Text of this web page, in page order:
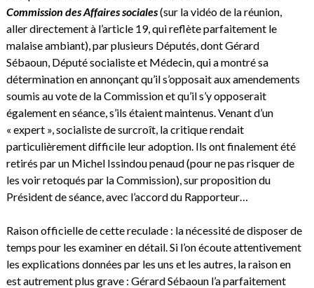
Commission des Affaires sociales(sur la vidéo de la réunion,
aller directement à l’article 19, qui reflète parfaitement le
malaise ambiant), par plusieurs Députés, dont Gérard
Sébaoun, Député socialiste et Médecin, qui a montré sa
détermination en annonçant qu’il s’opposait aux amendements
soumis au vote de la Commission et qu’il s’y opposerait
également en séance, s’ils étaient maintenus. Venant d’un
« expert », socialiste de surcroît, la critique rendait
particulièrement difficile leur adoption. Ils ont finalement été
retirés par un Michel Issindou penaud (pour ne pas risquer de
les voir retoqués par la Commission), sur proposition du
Président de séance, avec l’accord du Rapporteur…
Raison officielle de cette reculade : la nécessité de disposer de
temps pour les examiner en détail. Si l’on écoute attentivement
les explications données par les uns et les autres, la raison en
est autrement plus grave : Gérard Sébaoun l’a parfaitement